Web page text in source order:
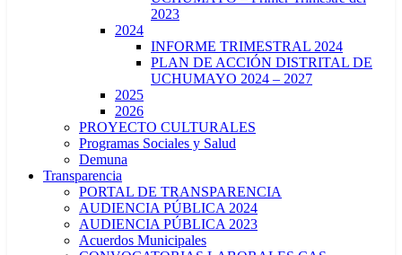
2023
2024
INFORME TRIMESTRAL 2024
PLAN DE ACCIÓN DISTRITAL DE
UCHUMAYO 2024 – 2027
2025
2026
PROYECTO CULTURALES
Programas Sociales y Salud
Demuna
Transparencia
PORTAL DE TRANSPARENCIA
AUDIENCIA PÚBLICA 2024
AUDIENCIA PÚBLICA 2023
Acuerdos Municipales